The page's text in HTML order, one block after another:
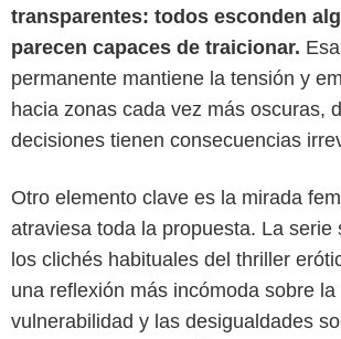
transparentes: todos esconden
parecen capaces de traicionar.
permanente mantiene la tensión y
hacia zonas cada vez más oscuras,
decisiones tienen consecuencias
Otro elemento clave es la mirada
atraviesa toda la propuesta. La serie
los clichés habituales del thriller
una reflexión más incómoda sobre
vulnerabilidad y las desigualdades
Netflix